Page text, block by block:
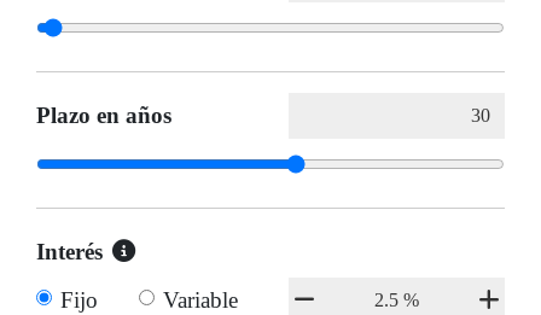
Plazo en años
Interés
Fijo
Variable